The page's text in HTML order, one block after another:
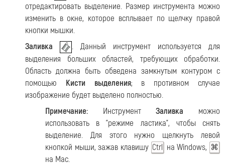
отредактировать выделение. Размер инструмента можно
изменить в окне, которое всплывает по щелчку правой
кнопки мышки.
Заливка
. Данный инструмент используется для
выделения больших областей, требующих обработки.
Область должна быть обведена замкнутым контуром с
помощью Кисти выделения; в противном случае
изображение будет выделено полностью.
Примечание: ИнструментЗаливка можно
использовать в "режиме ластика", чтобы снять
выделение. Для этого нужно щелкнуть левой
кнопкой мыши, зажав клавишу Ctrl на Windows, ⌘
на Mac.